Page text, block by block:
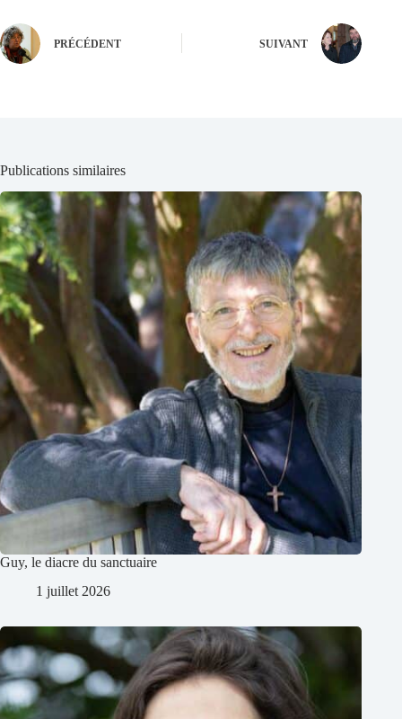
PRÉCÉDENT SUIVANT
Publications similaires
Guy, le diacre du sanctuaire
1 juillet 2026